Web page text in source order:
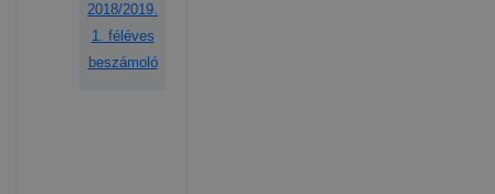
2018/2019.
1. féléves
beszámoló